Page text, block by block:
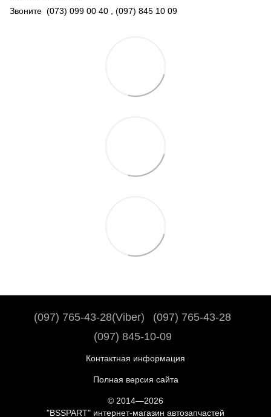
Звоните (073) 099 00 40 , (097) 845 10 09
(097) 765-43-28(Viber)
(097) 765-43-28
(097) 845-10-09
Контактная информация
Полная версия сайта
© 2014—2026
"BSSPART" интернет-магазин автозапчастей